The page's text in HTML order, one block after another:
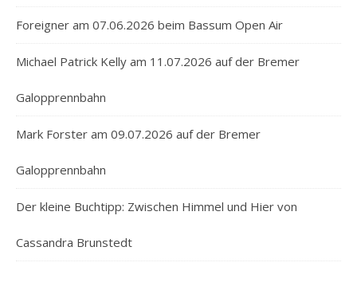
Foreigner am 07.06.2026 beim Bassum Open Air
Michael Patrick Kelly am 11.07.2026 auf der Bremer
Galopprennbahn
Mark Forster am 09.07.2026 auf der Bremer
Galopprennbahn
Der kleine Buchtipp: Zwischen Himmel und Hier von
Cassandra Brunstedt